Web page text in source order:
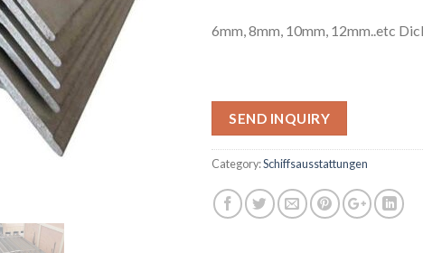
6mm, 8mm, 10mm, 12mm..etc
SEND INQUIRY
Category:Schiffsausstattungen